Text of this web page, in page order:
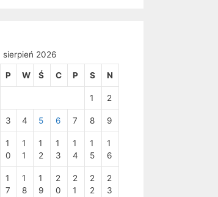
sierpień 2026
P W Ś C P S N
1 2
3 4 5 6 7 8 9
1
0
1
1
1
2
1
3
1
4
1
5
1
6
1
7
1
8
1
9
2
0
2
1
2
2
2
3